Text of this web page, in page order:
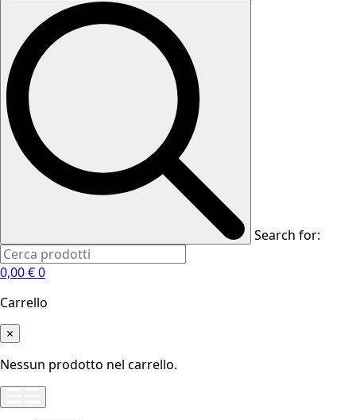
Search for:
0,00€0
Carrello
×
Nessun prodotto nel carrello.